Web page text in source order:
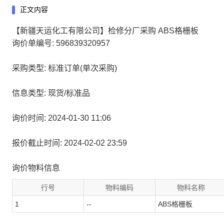
正文内容
【新疆天运化工有限公司】检修分厂采购 ABS格栅板
询价单编号: 596839320957
采购类型: 标准订单(单次采购)
信息类型: 现货/标准品
询价时间: 2024-01-30 11:06
报价截止时间: 2024-02-02 23:59
询价物料信息
行号 物料编码 物料名称
1 -- ABS格栅板